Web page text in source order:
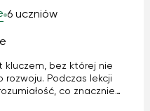
6 uczniów
kluczem, bez której nie
Podczas lekcji
co znacznie
oraz pomaga pokonać